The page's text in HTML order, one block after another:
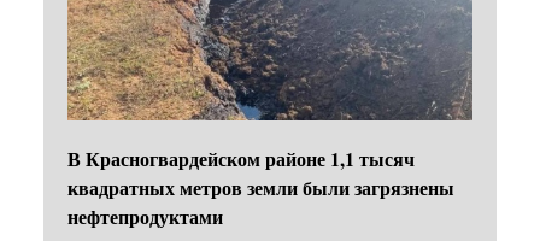
В Красногвардейском районе 1,1 тысяч
квадратных метров земли были загрязнены
нефтепродуктами